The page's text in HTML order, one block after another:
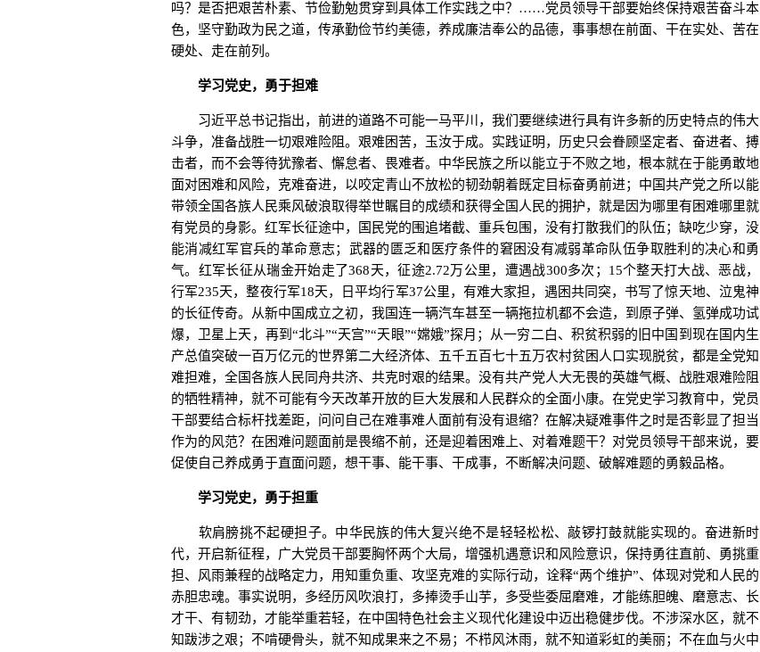
吗？是否把艰苦朴素、节俭勤勉贯穿到具体工作实践之中？……党员领导干部要始终保持艰苦奋斗本
色，坚守勤政为民之道，传承勤俭节约美德，养成廉洁奉公的品德，事事想在前面、干在实处、苦在
硬处、走在前列。
学习党史，勇于担难
习近平总书记指出，前进的道路不可能一马平川，我们要继续进行具有许多新的历史特点的伟大
斗争，准备战胜一切艰难险阻。艰难困苦，玉汝于成。实践证明，历史只会眷顾坚定者、奋进者、搏
击者，而不会等待犹豫者、懈怠者、畏难者。中华民族之所以能立于不败之地，根本就在于能勇敢地
面对困难和风险，克难奋进，以咬定青山不放松的韧劲朝着既定目标奋勇前进；中国共产党之所以能
带领全国各族人民乘风破浪取得举世瞩目的成绩和获得全国人民的拥护，就是因为哪里有困难哪里就
有党员的身影。红军长征途中，国民党的围追堵截、重兵包围，没有打散我们的队伍；缺吃少穿，没
能消减红军官兵的革命意志；武器的匮乏和医疗条件的窘困没有减弱革命队伍争取胜利的决心和勇
气。红军长征从瑞金开始走了368天，征途2.72万公里，遭遇战300多次；15个整天打大战、恶战，
行军235天，整夜行军18天，日平均行军37公里，有难大家担，遇困共同突，书写了惊天地、泣鬼神
的长征传奇。从新中国成立之初，我国连一辆汽车甚至一辆拖拉机都不会造，到原子弹、氢弹成功试
爆，卫星上天，再到“北斗”“天宫”“天眼”“嫦娥”探月；从一穷二白、积贫积弱的旧中国到现在国内生
产总值突破一百万亿元的世界第二大经济体、五千五百七十五万农村贫困人口实现脱贫，都是全党知
难担难，全国各族人民同舟共济、共克时艰的结果。没有共产党人大无畏的英雄气概、战胜艰难险阻
的牺牲精神，就不可能有今天改革开放的巨大发展和人民群众的全面小康。在党史学习教育中，党员
干部要结合标杆找差距，问问自己在难事难人面前有没有退缩？在解决疑难事件之时是否彰显了担当
作为的风范？在困难问题面前是畏缩不前，还是迎着困难上、对着难题干？对党员领导干部来说，要
促使自己养成勇于直面问题，想干事、能干事、干成事，不断解决问题、破解难题的勇毅品格。
学习党史，勇于担重
软肩膀挑不起硬担子。中华民族的伟大复兴绝不是轻轻松松、敲锣打鼓就能实现的。奋进新时
代，开启新征程，广大党员干部要胸怀两个大局，增强机遇意识和风险意识，保持勇往直前、勇挑重
担、风雨兼程的战略定力，用知重负重、攻坚克难的实际行动，诠释“两个维护”、体现对党和人民的
赤胆忠魂。事实说明，多经历风吹浪打，多捧烫手山芋，多受些委屈磨难，才能练胆魄、磨意志、长
才干、有韧劲，才能举重若轻，在中国特色社会主义现代化建设中迈出稳健步伐。不涉深水区，就不
知跋涉之艰；不啃硬骨头，就不知成果来之不易；不栉风沐雨，就不知道彩虹的美丽；不在血与火中